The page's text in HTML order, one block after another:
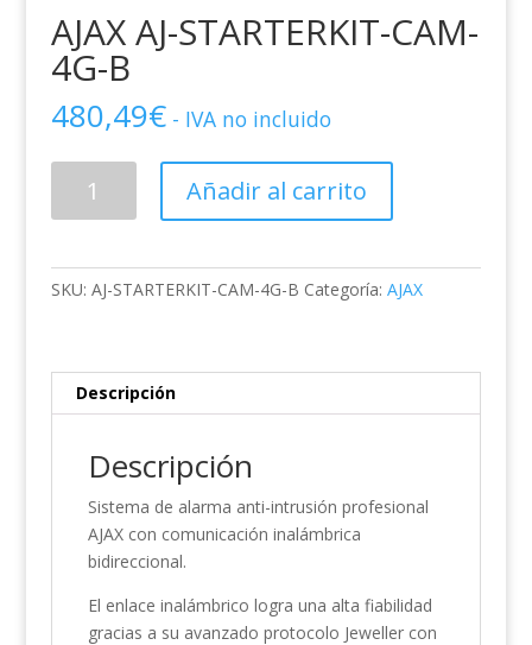
AJAX AJ-STARTERKIT-CAM-
4G-B
480,49€ - IVA no incluido
4G-
Añadir al carrito
SKU: AJ-STARTERKIT-CAM-4G-B Categoría: AJAX
Descripción
Descripción
Sistema de alarma anti-intrusión profesional
AJAX con comunicación inalámbrica
bidireccional.
El enlace inalámbrico logra una alta fiabilidad
gracias a su avanzado protocolo Jeweller con